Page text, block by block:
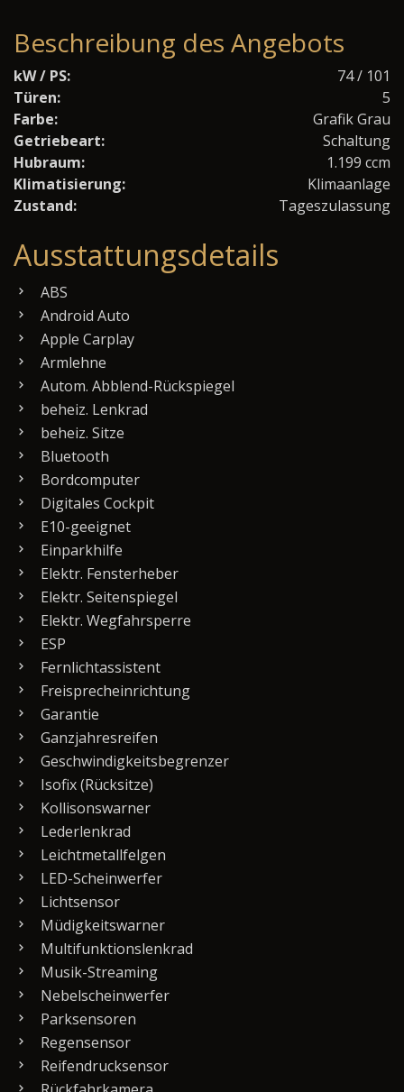
Beschreibung des Angebots
kW / PS:
74 / 101
Türen:
5
Farbe:
Grafik Grau
Getriebeart:
Schaltung
Hubraum:
1.199 ccm
Klimatisierung:
Klimaanlage
Zustand:
Tageszulassung
Ausstattungsdetails
ABS
Android Auto
Apple Carplay
Armlehne
Autom. Abblend-Rückspiegel
beheiz. Lenkrad
beheiz. Sitze
Bluetooth
Bordcomputer
Digitales Cockpit
E10-geeignet
Einparkhilfe
Elektr. Fensterheber
Elektr. Seitenspiegel
Elektr. Wegfahrsperre
ESP
Fernlichtassistent
Freisprecheinrichtung
Garantie
Ganzjahresreifen
Geschwindigkeitsbegrenzer
Isofix (Rücksitze)
Kollisonswarner
Lederlenkrad
Leichtmetallfelgen
LED-Scheinwerfer
Lichtsensor
Müdigkeitswarner
Multifunktionslenkrad
Musik-Streaming
Nebelscheinwerfer
Parksensoren
Regensensor
Reifendrucksensor